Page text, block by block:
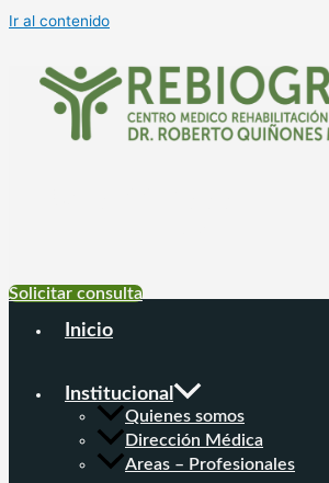
Ir al contenido
Solicitar consulta
Inicio
Institucional
Quienes somos
Dirección Médica
Areas – Profesionales